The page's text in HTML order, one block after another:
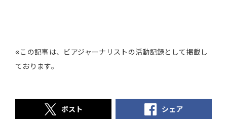
※この記事は、ビアジャーナリストの活動記録として掲載し
ております。
ポスト シェア